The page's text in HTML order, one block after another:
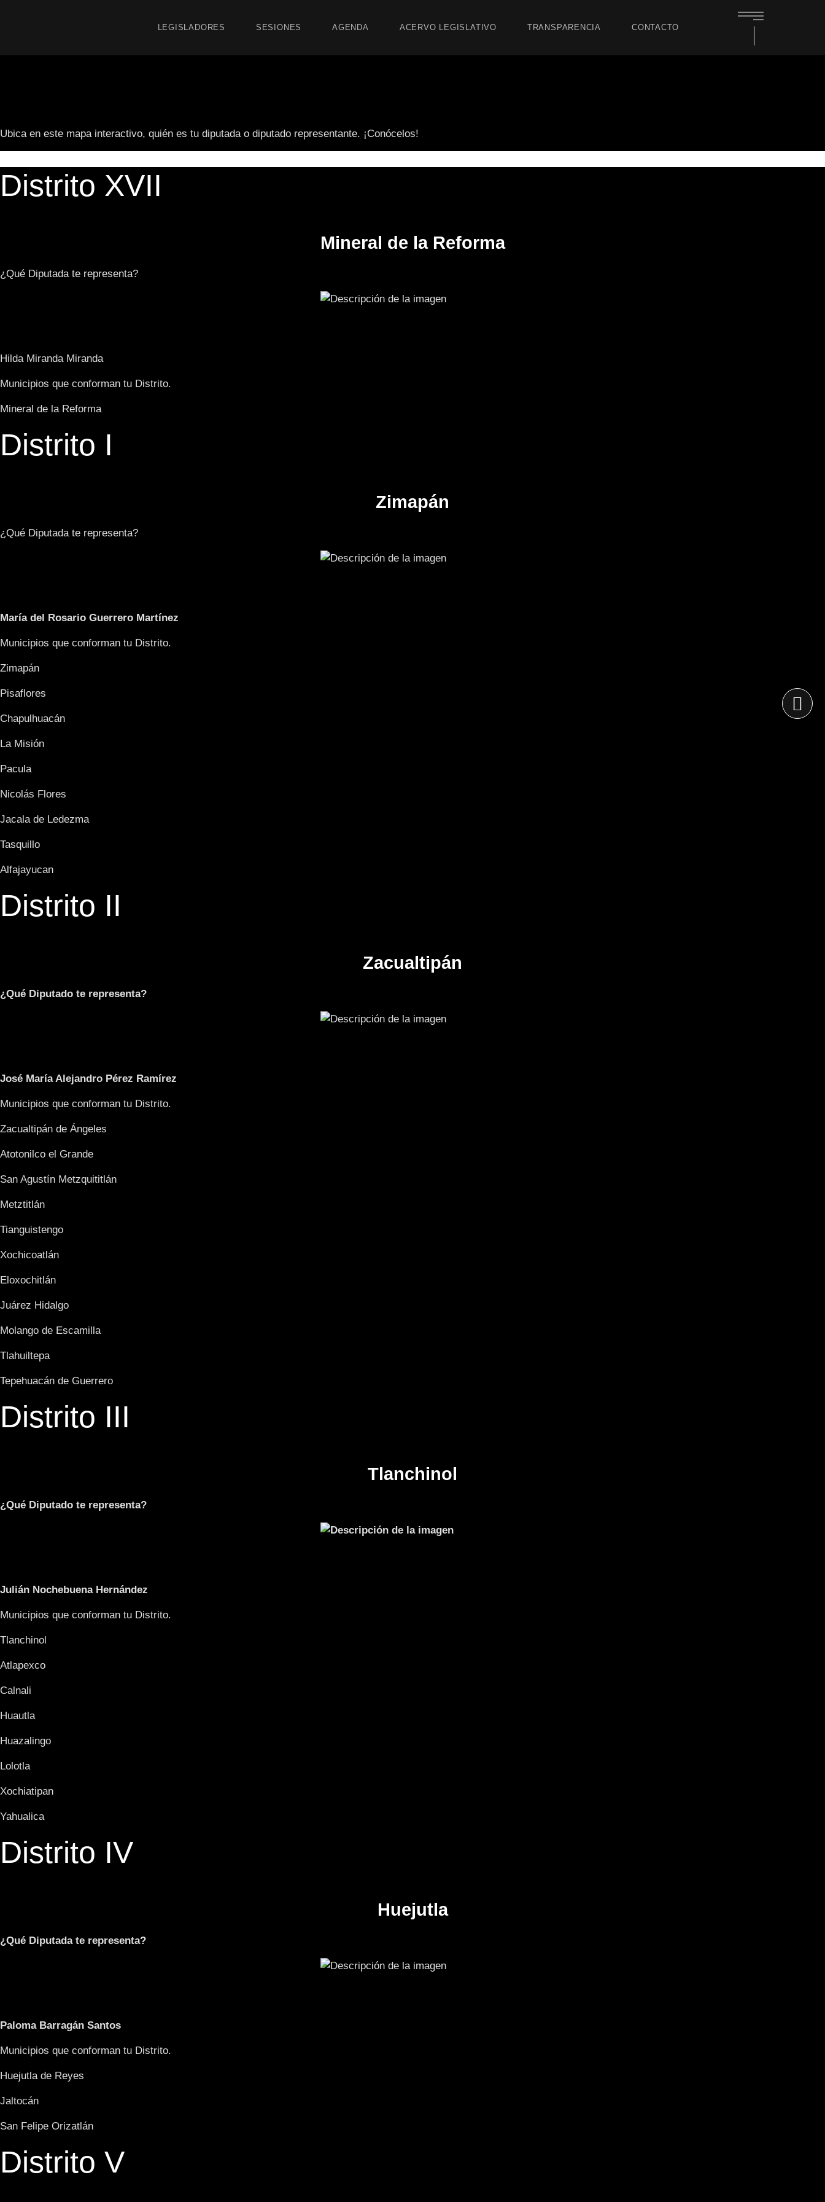
LEGISLADORES SESIONES AGENDA ACERVO LEGISLATIVO TRANSPARENCIA CONTACTO
Ubica en este mapa interactivo, quién es tu diputada o diputado representante. ¡Conócelos!
Distrito XVII
Mineral de la Reforma
¿Qué Diputada te representa?
Hilda Miranda Miranda
Municipios que conforman tu Distrito.
Mineral de la Reforma
Distrito I
Zimapán
¿Qué Diputada te representa?
María del Rosario Guerrero Martínez
Municipios que conforman tu Distrito.
Zimapán
Pisaflores
Chapulhuacán
La Misión
Pacula
Nicolás Flores
Jacala de Ledezma
Tasquillo
Alfajayucan
Distrito II
Zacualtipán
¿Qué Diputado te representa?
José María Alejandro Pérez Ramírez
Municipios que conforman tu Distrito.
Zacualtipán de Ángeles
Atotonilco el Grande
San Agustín Metzquititlán
Metztitlán
Tianguistengo
Xochicoatlán
Eloxochitlán
Juárez Hidalgo
Molango de Escamilla
Tlahuiltepa
Tepehuacán de Guerrero
Distrito III
Tlanchinol
¿Qué Diputado te representa?
Julián Nochebuena Hernández
Municipios que conforman tu Distrito.
Tlanchinol
Atlapexco
Calnali
Huautla
Huazalingo
Lolotla
Xochiatipan
Yahualica
Distrito IV
Huejutla
¿Qué Diputada te representa?
Paloma Barragán Santos
Municipios que conforman tu Distrito.
Huejutla de Reyes
Jaltocán
San Felipe Orizatlán
Distrito V